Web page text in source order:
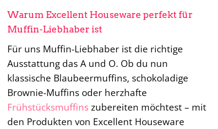
Warum Excellent Houseware perfekt für
Muffin-Liebhaber ist
Für uns Muffin-Liebhaber ist die richtige
Ausstattung das A und O. Ob du nun
klassische Blaubeermuffins, schokoladige
Brownie-Muffins oder herzhafte
Frühstücksmuffinszubereiten möchtest – mit
den Produkten von Excellent Houseware